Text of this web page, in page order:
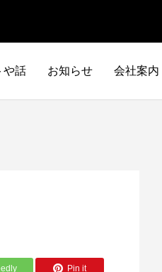
や話 お知らせ 会社案内
Pin it